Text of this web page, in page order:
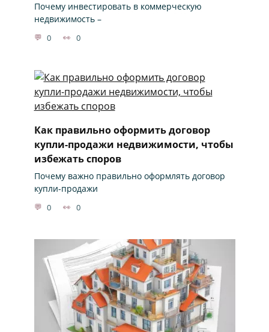
Почему инвестировать в коммерческую
недвижимость –
0 0
Как правильно оформить договор
купли-продажи недвижимости, чтобы
избежать споров
Почему важно правильно оформлять договор
купли-продажи
0 0